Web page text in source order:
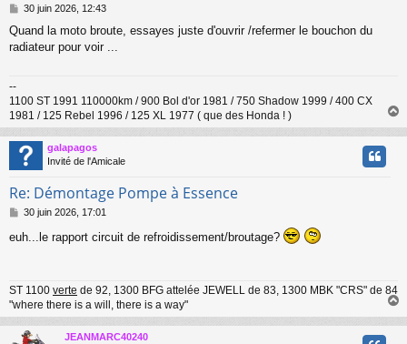
M
s
s
30 juin 2026, 12:43
Quand la moto broute, essayes juste d'ouvrir /refermer le bouchon du
radiateur pour voir ...
--
1100 ST 1991 110000km / 900 Bol d'or 1981 / 750 Shadow 1999 / 400 CX
1981 / 125 Rebel 1996 / 125 XL 1977 ( que des Honda ! )
a
u
galapagos
Invité de l'Amicale
Re: Démontage Pompe à Essence
M
s
e
30 juin 2026, 17:01
euh...le rapport circuit de refroidissement/broutage?
ST 1100 verte de 92, 1300 BFG attelée JEWELL de 83, 1300 MBK "CRS" de 84
"where there is a will, there is a way"
a
u
JEANMARC40240